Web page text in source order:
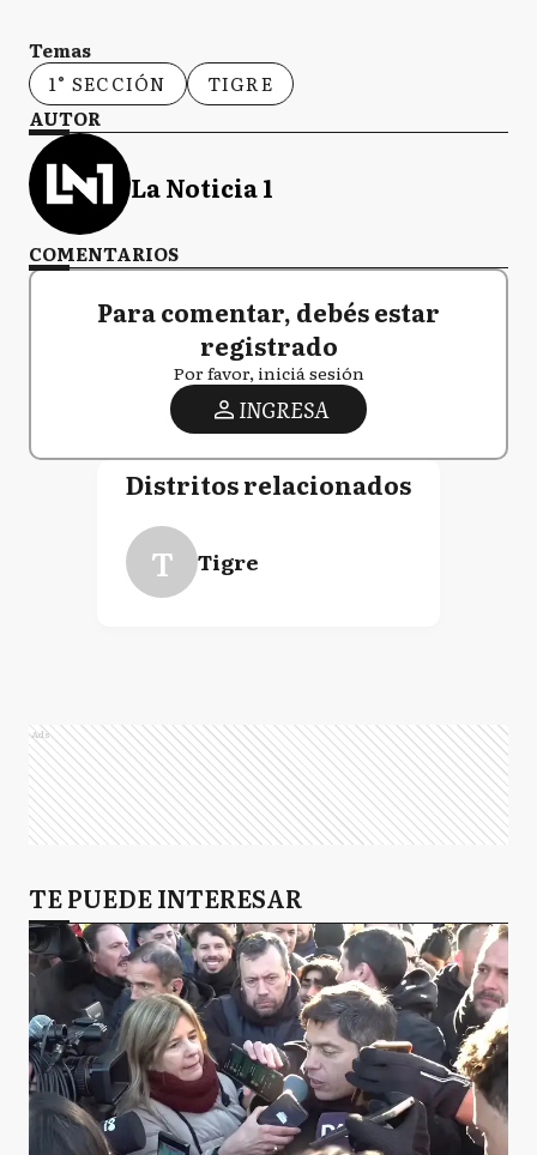
Temas
1° SECCIÓN
TIGRE
AUTOR
La Noticia 1
COMENTARIOS
Para comentar, debés estar
registrado
Por favor, iniciá sesión
INGRESA
Distritos relacionados
T Tigre
Ads
TE PUEDE INTERESAR